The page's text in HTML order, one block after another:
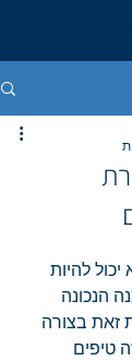
להיות
הנכונה
זאת בצורה
טיפים